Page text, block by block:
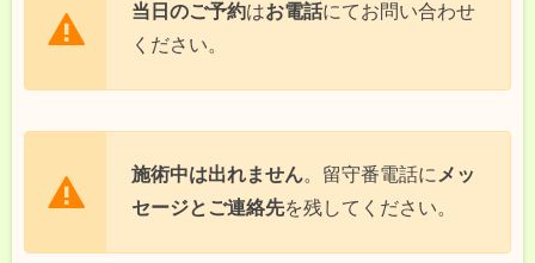
当日のご予約はお電話にてお問い合わせ
ください。
施術中は出れません。留守番電話に メッ
セージとご連絡先を残してください。